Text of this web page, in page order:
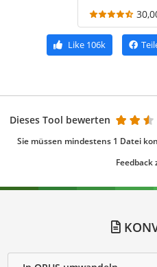
Like 106k
Dieses Tool bewerten
Sie müssen mindestens 1 Datei
Feedback